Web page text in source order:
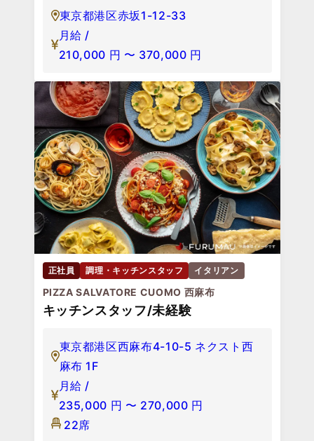
東京都港区赤坂1-12-33
月給 /
210,000 円 〜 370,000 円
正社員 調理・キッチンスタッフ イタリアン
PIZZA SALVATORE CUOMO 西麻布
キッチンスタッフ/未経験
東京都港区西麻布4-10-5 ネクスト西
麻布 1F
月給 /
235,000 円 〜 270,000 円
22席